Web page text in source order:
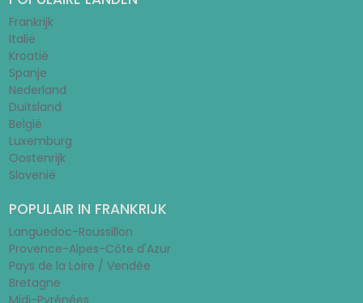
Frankrijk
Italië
Kroatië
Spanje
Nederland
Duitsland
België
Luxemburg
Oostenrijk
Slovenië
POPULAIR IN FRANKRIJK
Languedoc-Roussillon
Provence-Alpes-Côte d'Azur
Pays de la Loire / Vendée
Bretagne